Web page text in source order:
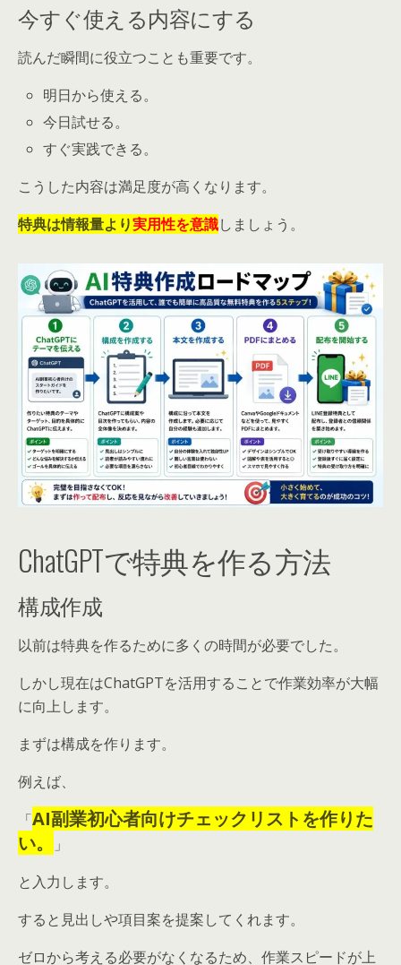
今すぐ使える内容にする
読んだ瞬間に役立つことも重要です。
明日から使える。
今日試せる。
すぐ実践できる。
こうした内容は満足度が高くなります。
特典は情報量より実用性を意識しましょう。
ChatGPTで特典を作る方法
構成作成
以前は特典を作るために多くの時間が必要でした。
しかし現在はChatGPTを活用することで作業効率が大幅
に向上します。
まずは構成を作ります。
例えば、
「AI副業初心者向けチェックリストを作りた
い。
」
と入力します。
すると見出しや項目案を提案してくれます。
ゼロから考える必要がなくなるため、作業スピードが上